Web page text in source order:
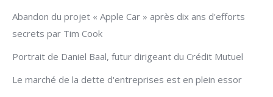
Abandon du projet « Apple Car » après dix ans d'efforts
secrets par Tim Cook
Portrait de Daniel Baal, futur dirigeant du Crédit Mutuel
Le marché de la dette d'entreprises est en plein essor